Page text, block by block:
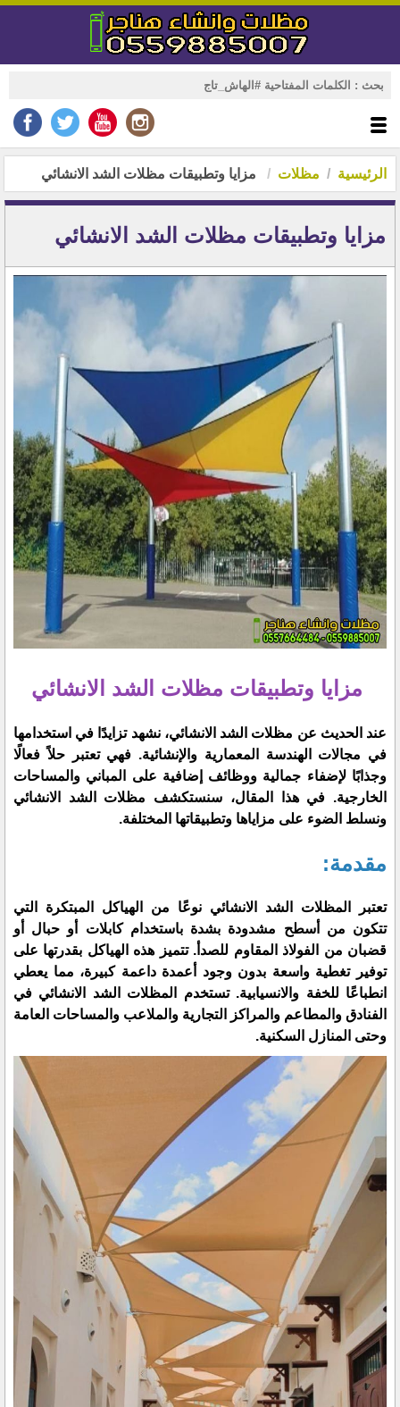
الرئيسية مظلات مزايا وتطبيقات مظلات الشد الانشائي
مزايا وتطبيقات مظلات الشد الانشائي
مزايا وتطبيقات مظلات الشد الانشائي
عند الحديث عن مظلات الشد الانشائي، نشهد تزايدًا في استخدامها
في مجالات الهندسة المعمارية والإنشائية. فهي تعتبر حلاً فعالًا
وجذابًا لإضفاء جمالية ووظائف إضافية على المباني والمساحات
الخارجية. في هذا المقال، سنستكشف مظلات الشد الانشائي
ونسلط الضوء على مزاياها وتطبيقاتها المختلفة.
مقدمة:
تعتبر المظلات الشد الانشائي نوعًا من الهياكل المبتكرة التي
تتكون من أسطح مشدودة بشدة باستخدام كابلات أو حبال أو
قضبان من الفولاذ المقاوم للصدأ. تتميز هذه الهياكل بقدرتها على
توفير تغطية واسعة بدون وجود أعمدة داعمة كبيرة، مما يعطي
انطباعًا للخفة والانسيابية. تستخدم المظلات الشد الانشائي في
الفنادق والمطاعم والمراكز التجارية والملاعب والمساحات العامة
وحتى المنازل السكنية.